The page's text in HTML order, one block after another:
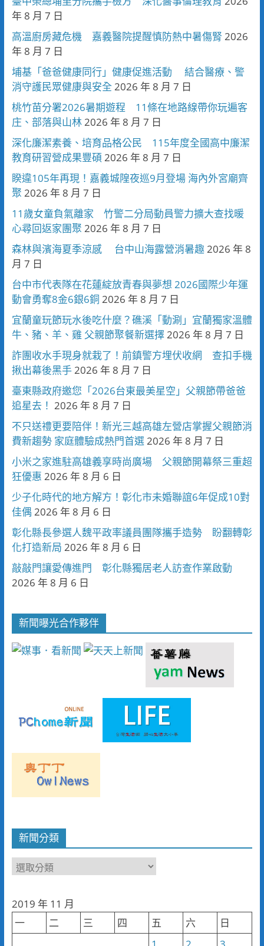
年 8 月 7 日
高溫廚房藏危機 嘉義醫院提醒慎防熱中暑傷腎 2026
年 8 月 7 日
埔基「爸爸健康同行」健康促進活動 結合醫療、警
消守護民眾健康與安全 2026 年 8 月 7 日
桃竹苗分署2026暑期遊程 11條在地路線帶你玩遍客
庄、部落與山林2026 年 8 月 7 日
深化廉潔素養、培育品格公民 115年度全國高中廉潔
教育研習營成果豐碩 2026 年 8 月 7 日
睽違105年再現！嘉義城隍夜巡9月登場 海內外宮廟齊
聚 2026 年 8 月 7 日
11歲女童負氣離家 竹警二分局動員警力擴大查找暖
心尋回返家團聚 2026 年 8 月 7 日
森林與濱海夏季涼感 台中山海露營消暑趣2026 年 8
月 7 日
台中市代表隊在花蓮綻放青春與夢想 2026國際少年運
動會勇奪8金6銀6銅 2026 年 8 月 7 日
宜蘭童玩節玩水後吃什麼？礁溪「動涮」宜蘭獨家溫體
牛、豬、羊、雞 父親節聚餐新選擇2026 年 8 月 7 日
詐團收水手現身就栽了！前鎮警方埋伏收網 查扣手機
揪出幕後黑手2026 年 8 月 7 日
臺東縣政府邀您「2026台東最美星空」父親節帶爸爸
追星去！ 2026 年 8 月 7 日
不只送禮更要陪伴！新光三越高雄左營店掌握父親節消
費新趨勢 家庭體驗成熱門首選2026 年 8 月 7 日
小米之家進駐高雄義享時尚廣場 父親節開幕祭三重超
狂優惠 2026 年 8 月 6 日
少子化時代的地方解方！彰化市未婚聯誼6年促成10對
佳偶 2026 年 8 月 6 日
彰化縣長參選人魏平政率議員團隊攜手造勢 盼翻轉彰
化打造新局 2026 年 8 月 6 日
敲敲門讓愛傳進門 彰化縣獨居老人訪查作業啟動
2026 年 8 月 6 日
新聞曝光合作夥伴
新聞分類
新
類
2019 年 11 月
一
二 三 四 五 六
日